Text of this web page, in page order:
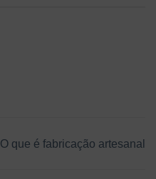
O que é fabricação artesanal